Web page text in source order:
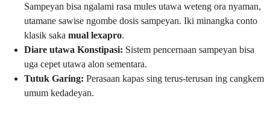
Sampeyan bisa ngalami rasa mules utawa weteng ora nyaman,
utamane sawise ngombe dosis sampeyan. Iki minangka conto
klasik saka mual lexapro.
Diare utawa Konstipasi: Sistem pencernaan sampeyan bisa
uga cepet utawa alon sementara.
Tutuk Garing: Perasaan kapas sing terus-terusan ing cangkem
umum kedadeyan.